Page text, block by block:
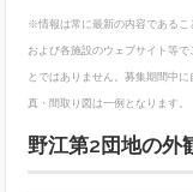
※情報は常に最新の内容であるこ
および各施設のウェブサイト等
とではありません。募集期間中
真・間取り図は一例となります。
野江第2団地の外